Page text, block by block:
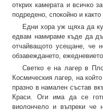
открих камерата и всичко
подредено, спокойно и както
Едни хора уж щяха да
едвам намираме къде да
отчайващото усещане, че
обзавеждането,
Светко е на лагер в
Космическия лагер, на
празно в намален състав
Краси. Оги има да се
виолончело и въпреки че